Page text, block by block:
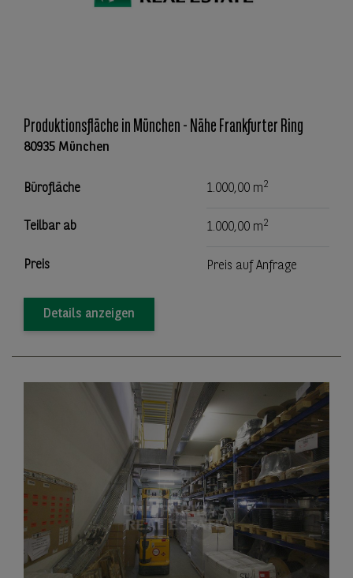
Produktionsfläche in München - Nähe Frankfurter Ring
80935 München
Bürofläche 1.000,00 m2
Teilbar ab 1.000,00 m2
Preis Preis auf Anfrage
Details anzeigen